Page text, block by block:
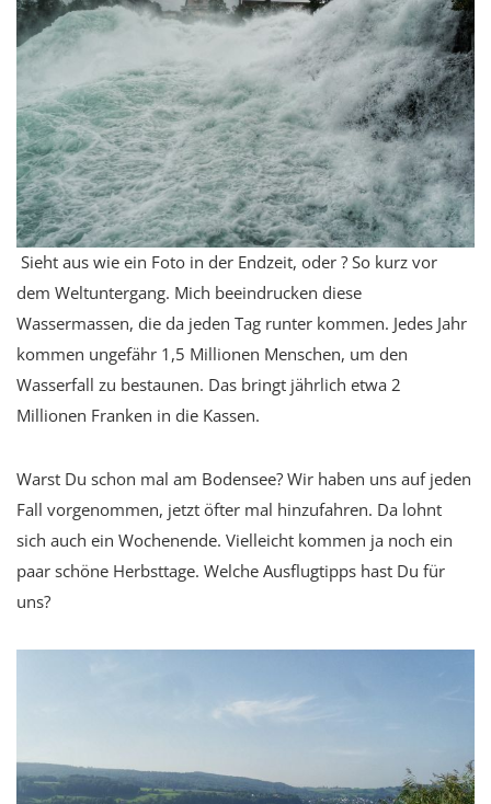
Sieht aus wie ein Foto in der Endzeit, oder ? So kurz vor
dem Weltuntergang. Mich beeindrucken diese
Wassermassen, die da jeden Tag runter kommen. Jedes Jahr
kommen ungefähr 1,5 Millionen Menschen, um den
Wasserfall zu bestaunen. Das bringt jährlich etwa 2
Millionen Franken in die Kassen.
Warst Du schon mal am Bodensee? Wir haben uns auf jeden
Fall vorgenommen, jetzt öfter mal hinzufahren. Da lohnt
sich auch ein Wochenende. Vielleicht kommen ja noch ein
paar schöne Herbsttage. Welche Ausflugtipps hast Du für
uns?